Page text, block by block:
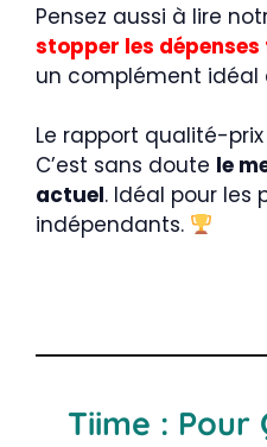
Pensez aussi à lire
stopper les
un complément idéal
Le rapport qualité-
C’est sans doute le
actuel. Idéal pour les
indépendants.
Tiime : Pour